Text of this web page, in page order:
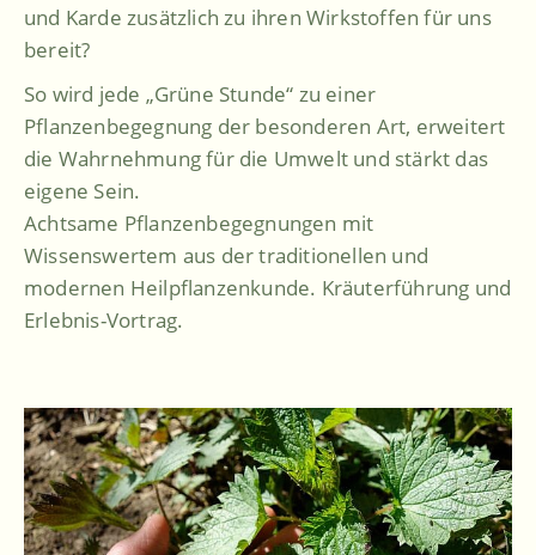
und Karde zusätzlich zu ihren Wirkstoffen für uns
bereit?
So wird jede „Grüne Stunde“ zu einer
Pflanzenbegegnung der besonderen Art, erweitert
die Wahrnehmung für die Umwelt und stärkt das
eigene Sein.
Achtsame Pflanzenbegegnungen mit
Wissenswertem aus der traditionellen und
modernen Heilpflanzenkunde. Kräuterführung und
Erlebnis-Vortrag.